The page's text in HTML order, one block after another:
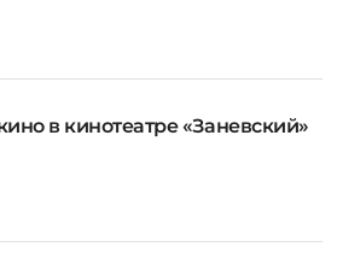
в кинотеатре «Заневский»